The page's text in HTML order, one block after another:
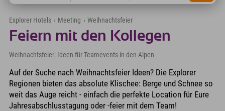
Explorer Hotels › Meeting › Weihnachtsfeier
Feiern mit den Kollegen
Weihnachtsfeier: Ideen für Teamevents in den Alpen
Auf der Suche nach Weihnachtsfeier Ideen? Die Explorer
Regionen bieten das absolute Klischee: Berge und Schnee so
weit das Auge reicht - einfach die perfekte Location für Eure
Jahresabschlusstagung oder -feier mit dem Team!